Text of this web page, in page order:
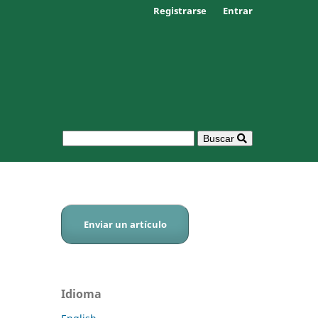
Buscar
Registrarse Entrar
Enviar un artículo
Idioma